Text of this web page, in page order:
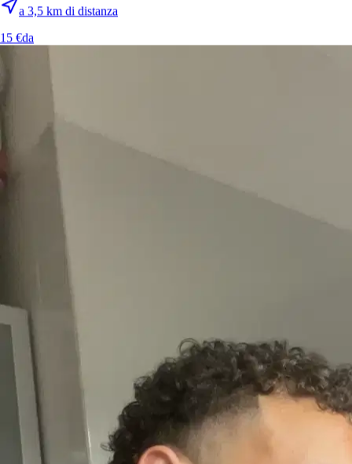
a 3,5 km di distanza
da
a 3,5 km di distanza
15 €da